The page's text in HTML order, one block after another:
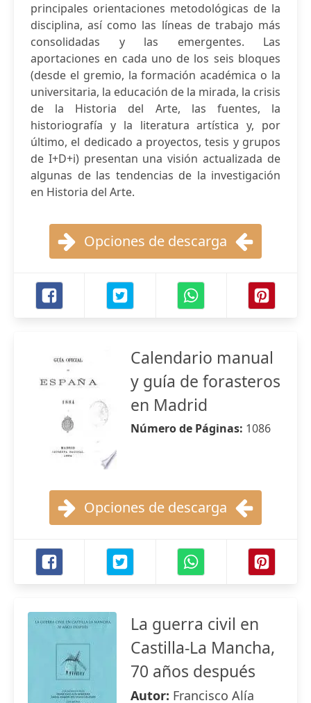
principales orientaciones metodológicas de la
disciplina, así como las líneas de trabajo más
consolidadas y las emergentes. Las
aportaciones en cada uno de los seis bloques
(desde el gremio, la formación académica o la
universitaria, la educación de la mirada, la crisis
de la Historia del Arte, las fuentes, la
historiografía y la literatura artística y, por
último, el dedicado a proyectos, tesis y grupos
de I+D+i) presentan una visión actualizada de
algunas de las tendencias de la investigación
en Historia del Arte.
Opciones de descarga
Calendario manual
y guía de forasteros
en Madrid
Número de Páginas: 1086
Opciones de descarga
La guerra civil en
Castilla-La Mancha,
70 años después
Autor: Francisco Alía